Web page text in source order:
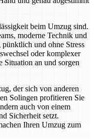
beim Umzug sind.
moderne Technik und
und ohne Stress
oder komplexer
Situation an und sorgen
der sich von anderen
Solingen profitieren Sie
auch von einem
Sicherheit setzt.
Ihren Umzug zum